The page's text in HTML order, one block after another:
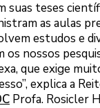
suas teses
as aulas
estudos e
nossos
que exige
explica a
Profa. Rosicler